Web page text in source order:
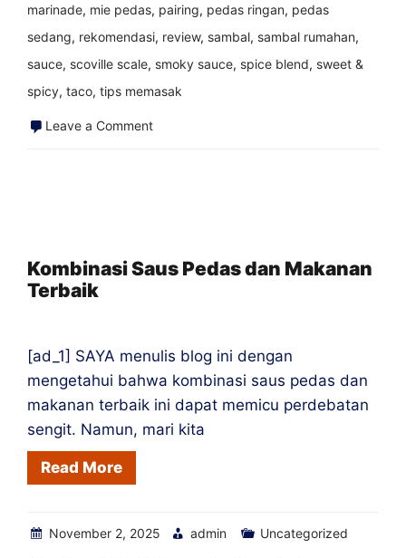
marinade, mie pedas, pairing, pedas ringan, pedas
sedang, rekomendasi, review, sambal, sambal rumahan,
sauce, scoville scale, smoky sauce, spice blend, sweet &
spicy, taco, tips memasak
Leave a Commenton
Tiram
Kombinasi Saus Pedas dan Makanan
Terbaik
[ad_1] SAYA menulis blog ini dengan
mengetahui bahwa kombinasi saus pedas dan
makanan terbaik ini dapat memicu perdebatan
sengit. Namun, mari kita
Read More
November 2, 2025 admin Uncategorized